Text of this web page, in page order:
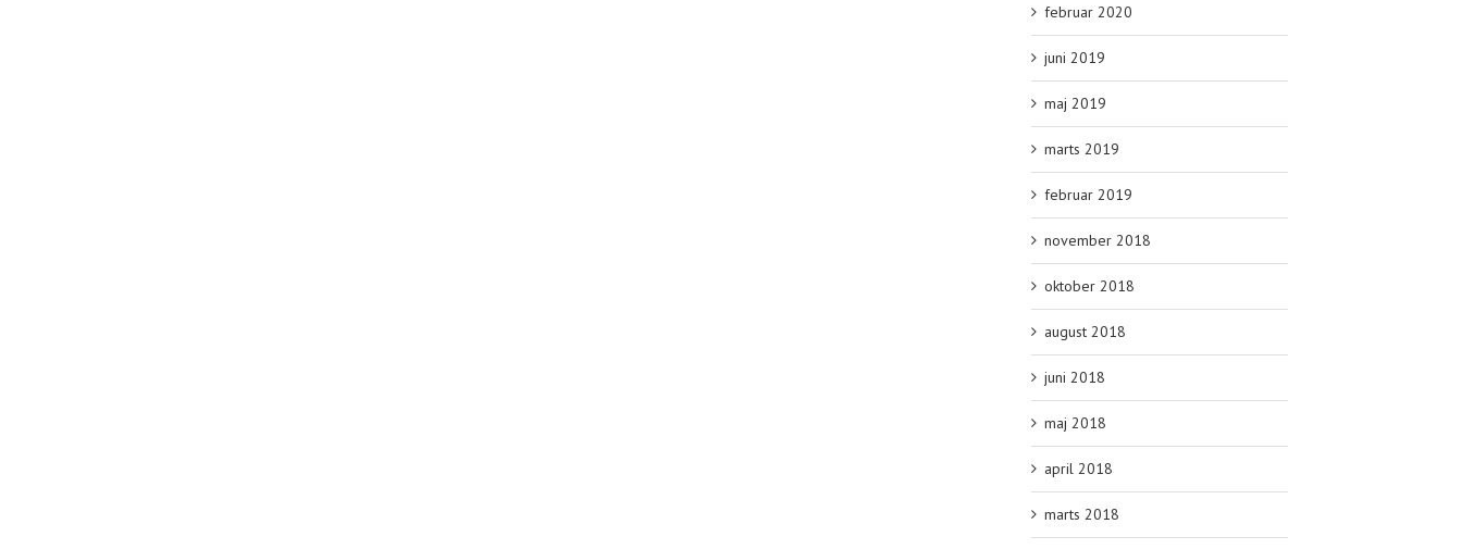
februar 2020
juni 2019
maj 2019
marts 2019
februar 2019
november 2018
oktober 2018
august 2018
juni 2018
maj 2018
april 2018
marts 2018